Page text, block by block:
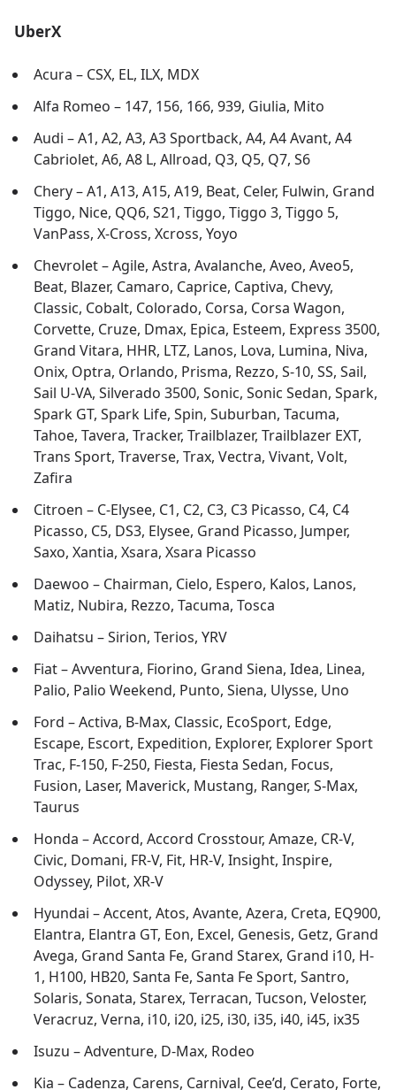
UberX
Acura – CSX, EL, ILX, MDX
Alfa Romeo – 147, 156, 166, 939, Giulia, Mito
Audi – A1, A2, A3, A3 Sportback, A4, A4 Avant, A4
Cabriolet, A6, A8 L, Allroad, Q3, Q5, Q7, S6
Chery – A1, A13, A15, A19, Beat, Celer, Fulwin, Grand
Tiggo, Nice, QQ6, S21, Tiggo, Tiggo 3, Tiggo 5,
VanPass, X-Cross, Xcross, Yoyo
Chevrolet – Agile, Astra, Avalanche, Aveo, Aveo5,
Beat, Blazer, Camaro, Caprice, Captiva, Chevy,
Classic, Cobalt, Colorado, Corsa, Corsa Wagon,
Corvette, Cruze, Dmax, Epica, Esteem, Express 3500,
Grand Vitara, HHR, LTZ, Lanos, Lova, Lumina, Niva,
Onix, Optra, Orlando, Prisma, Rezzo, S-10, SS, Sail,
Sail U-VA, Silverado 3500, Sonic, Sonic Sedan, Spark,
Spark GT, Spark Life, Spin, Suburban, Tacuma,
Tahoe, Tavera, Tracker, Trailblazer, Trailblazer EXT,
Trans Sport, Traverse, Trax, Vectra, Vivant, Volt,
Zafira
Citroen – C-Elysee, C1, C2, C3, C3 Picasso, C4, C4
Picasso, C5, DS3, Elysee, Grand Picasso, Jumper,
Saxo, Xantia, Xsara, Xsara Picasso
Daewoo – Chairman, Cielo, Espero, Kalos, Lanos,
Matiz, Nubira, Rezzo, Tacuma, Tosca
Daihatsu – Sirion, Terios, YRV
Fiat – Avventura, Fiorino, Grand Siena, Idea, Linea,
Palio, Palio Weekend, Punto, Siena, Ulysse, Uno
Ford – Activa, B-Max, Classic, EcoSport, Edge,
Escape, Escort, Expedition, Explorer, Explorer Sport
Trac, F-150, F-250, Fiesta, Fiesta Sedan, Focus,
Fusion, Laser, Maverick, Mustang, Ranger, S-Max,
Taurus
Honda – Accord, Accord Crosstour, Amaze, CR-V,
Civic, Domani, FR-V, Fit, HR-V, Insight, Inspire,
Odyssey, Pilot, XR-V
Hyundai – Accent, Atos, Avante, Azera, Creta, EQ900,
Elantra, Elantra GT, Eon, Excel, Genesis, Getz, Grand
Avega, Grand Santa Fe, Grand Starex, Grand i10, H-
1, H100, HB20, Santa Fe, Santa Fe Sport, Santro,
Solaris, Sonata, Starex, Terracan, Tucson, Veloster,
Veracruz, Verna, i10, i20, i25, i30, i35, i40, i45, ix35
Isuzu – Adventure, D-Max, Rodeo
Kia – Cadenza, Carens, Carnival, Cee’d, Cerato, Forte,